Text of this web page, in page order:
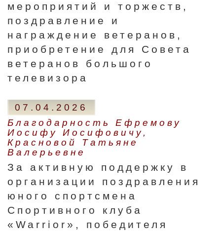
мероприятий и торжеств,
поздравление и
награждение ветеранов,
приобретение для Совета
ветеранов большого
телевизора
07.04.2026
Благодарность Ефремову
Иосифу Иосифовичу,
Красновой Татьяне
Валерьевне
За активную поддержку в
организации поздравления
юного спортсмена
Спортивного клуба
«Warrior», победителя